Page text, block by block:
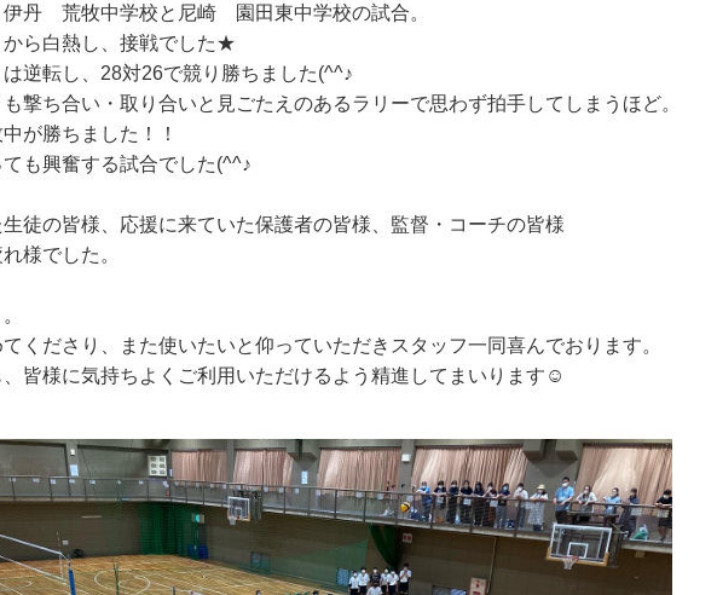
伊丹 荒牧中学校と尼崎 園田東中学校の試合。
から白熱し、接戦でした★
は逆転し、28対26で競り勝ちました(^^♪
も撃ち合い・取り合いと見ごたえのあるラリーで思わず拍手してしまうほど。
が勝ちました！！
も興奮する試合でした(^^♪
徒の皆様、応援に来ていた保護者の皆様、監督・コーチの皆様
様でした。
くださり、また使いたいと仰っていただきスタッフ一同喜んでおります。
、皆様に気持ちよくご利用いただけるよう精進してまいります☺